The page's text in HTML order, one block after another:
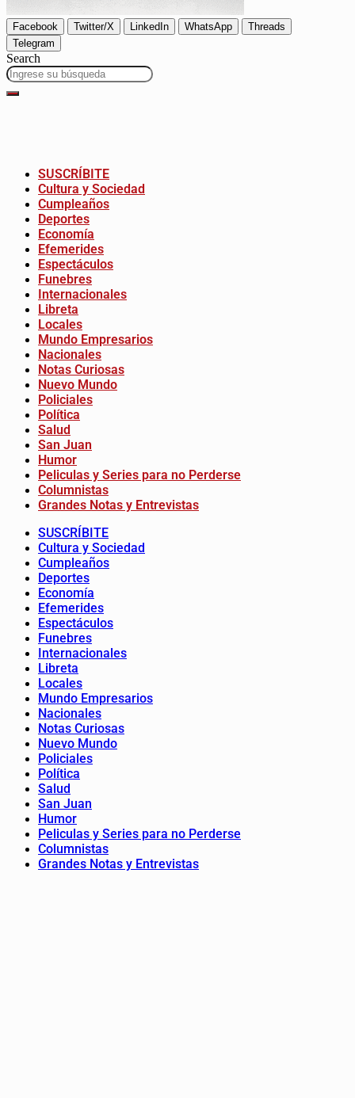
Facebook Twitter/X LinkedIn WhatsApp
Threads
Telegram
Search
SUSCRÍBITE
Cultura y Sociedad
Cumpleaños
Deportes
Economía
Efemerides
Espectáculos
Funebres
Internacionales
Libreta
Locales
Mundo Empresarios
Nacionales
Notas Curiosas
Nuevo Mundo
Policiales
Política
Salud
San Juan
Humor
Peliculas y Series para no Perderse
Columnistas
Grandes Notas y Entrevistas
SUSCRÍBITE
Cultura y Sociedad
Cumpleaños
Deportes
Economía
Efemerides
Espectáculos
Funebres
Internacionales
Libreta
Locales
Mundo Empresarios
Nacionales
Notas Curiosas
Nuevo Mundo
Policiales
Política
Salud
San Juan
Humor
Peliculas y Series para no Perderse
Columnistas
Grandes Notas y Entrevistas